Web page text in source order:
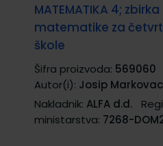
MATEMATIKA 4;
matematike za
škole
Šifra proizvoda: 569060
Autor(i): Josip Markovac
Nakladnik: ALFA d.d.
ministarstva: 7268-